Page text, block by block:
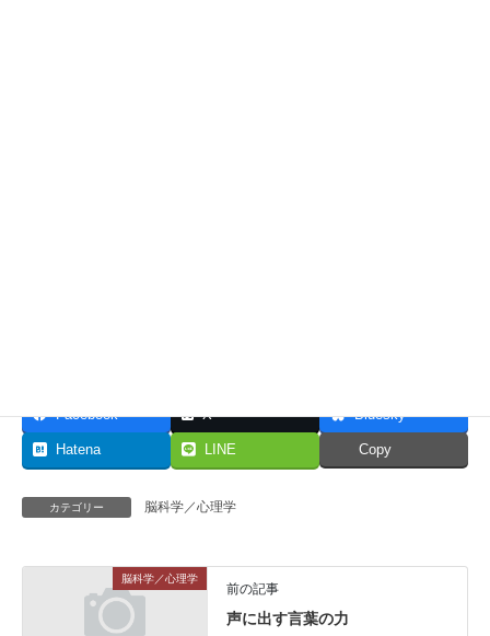
Facebook X Bluesky
Hatena LINE Copy
カテゴリー 脳科学／心理学
脳科学／心理学
前の記事
声に出す言葉の力